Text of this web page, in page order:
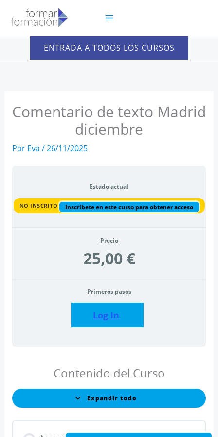
contenido
ENTRADA A TODOS LOS CURSOS
Comentario de texto Madrid
diciembre
Por Eva /26/11/2025
Estado actual
NO INSCRITO Inscríbete en este curso para obtener acceso
Precio
25,00 €
Primeros pasos
Log In
Contenido del Curso
Expandir todo
Lecciones